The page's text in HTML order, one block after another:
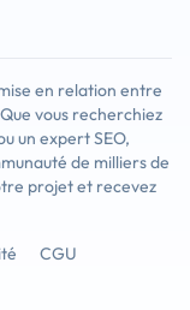
en relation entre
vous recherchiez
un expert SEO,
de milliers de
projet et recevez
CGU